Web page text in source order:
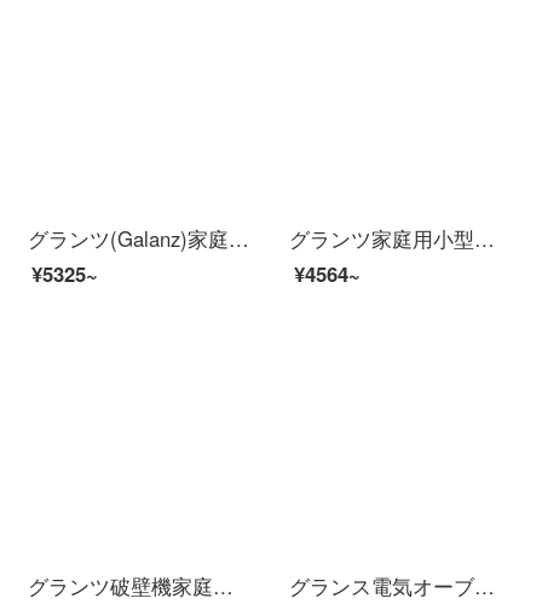
グランツ(Galanz)家庭用23リットルの電子レンジステンレス内胆光波炉電子レンジオーブン一体機のつまみ操作赤ちゃんメニューG 80 F 23 DCG-F 7(R 0)
¥5325~
グランツ家庭用小型古典電子レンジ20 L容量機械回転ボタン大火力回転盤加熱P 70 D 20 TP-16（WO）【企業専用】
¥4564~
グランツ破壁機家庭用豆乳機加熱多機能破壁ジューサー料理機肉挽肉機ベビーフードサポート機1.75リットル8葉刀頭WP 1701
グランス電気オーブンX 1 R家庭用42 L大容量ベーキング上下管独立操作で回転します。バーベキュー熱風循環多機能ケーキタルト小米菓子ローズゴールドを作ります。